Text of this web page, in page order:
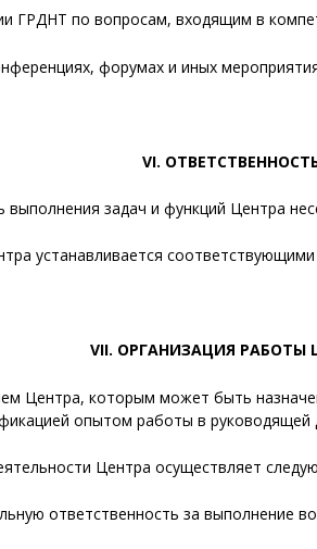
ГРДНТ по вопросам, входящим в
форумах и иных
VI.
задач и функций Центра
устанавливается
VII. ОРГАНИЗАЦИЯ РАБОТЫ
Центра, которым может быть
опытом работы в руководящей
Центра осуществляет
ответственность за выполнение